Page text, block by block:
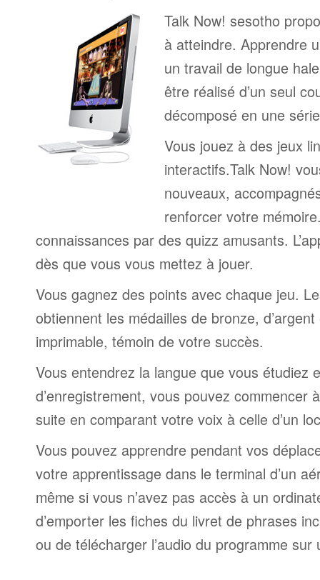
Talk Now! sesotho
à atteindre. Apprendre
un travail de longue
être réalisé d’un seul
décomposé en une
Vous jouez à des jeux
interactifs.Talk Now!
nouveaux,
renforcer votre
connaissances par des quizz amusants.
dès que vous vous mettez à jouer.
Vous gagnez des points avec chaque jeu.
obtiennent les médailles de bronze,
imprimable, témoin de votre succès.
Vous entendrez la langue que vous étudiez
d’enregistrement, vous pouvez commencer
suite en comparant votre voix à celle d’un
Vous pouvez apprendre pendant vos
votre apprentissage dans le terminal d’un
même si vous n’avez pas accès à un
d’emporter les fiches du livret de phrases
ou de télécharger l’audio du programme sur